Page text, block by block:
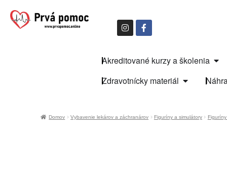
Akreditované kurzy a školenia
Zdravotnícky materiál
Domov Vybavenie lekárov a záchranárov Figuríny a simulátory